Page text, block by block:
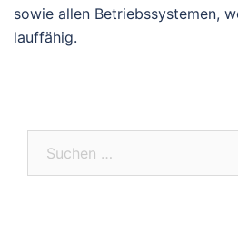
sowie allen Betriebssystemen,
lauffähig.
nach: